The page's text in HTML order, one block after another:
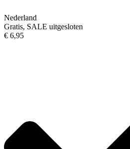
Nederland
Gratis, SALE uitgesloten
€ 6,95